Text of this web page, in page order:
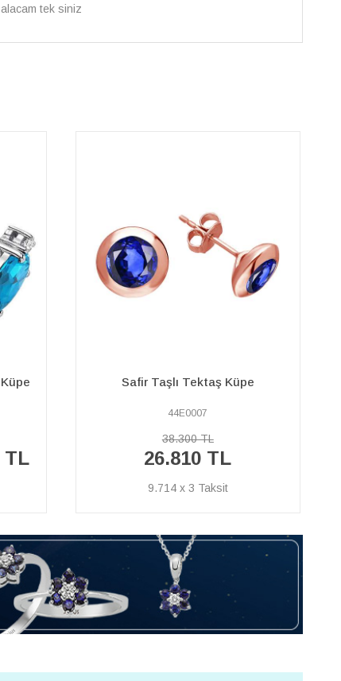
alisveris adresim artik belli.🤩 Tesekkurler Sirius
Anturaj Küpe
04E0090
84.970 TL
59.480 TL
21.551 x 3